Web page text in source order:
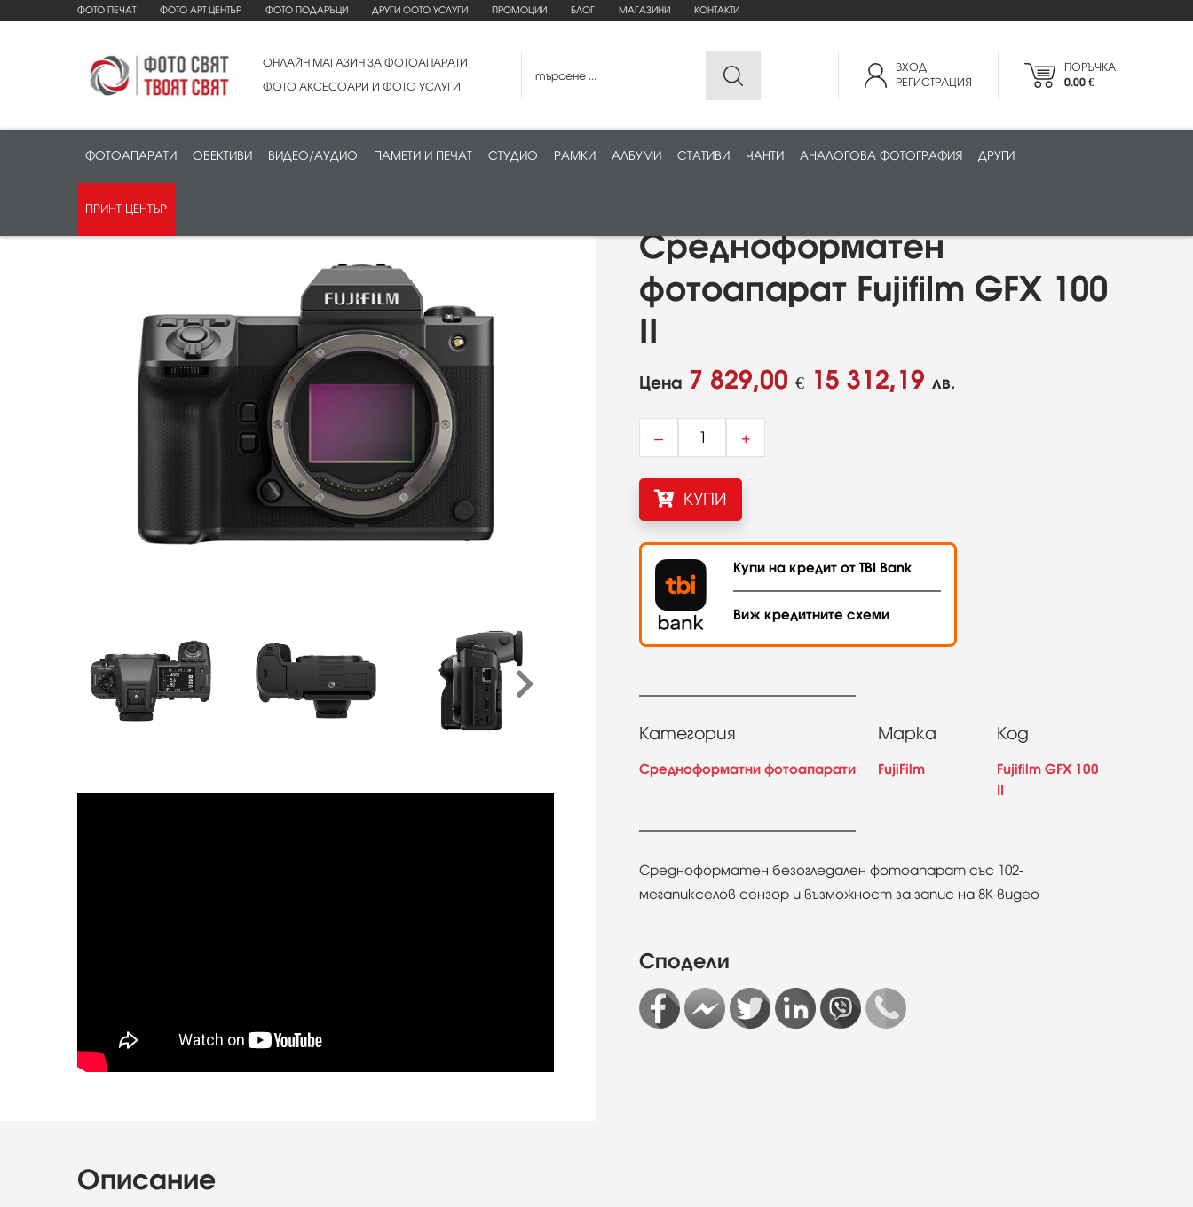
ФОТО ПЕЧАТ ФОТО АРТ ЦЕНТЪР ФОТО ПОДАРЪЦИ ДРУГИ ФОТО УСЛУГИ ПРОМОЦИИ БЛОГ МАГАЗИНИ КОНТАКТИ
ОНЛАЙН МАГАЗИН ЗА ФОТОАПАРАТИ,
ФОТО АКСЕСОАРИ И ФОТО УСЛУГИ
ВХОД
РЕГИСТРАЦИЯ
ПОРЪЧКА
0.00 €
ФОТОАПАРАТИ ОБЕКТИВИ ВИДЕО/АУДИО ПАМЕТИ И ПЕЧАТ СТУДИО РАМКИ АЛБУМИ СТАТИВИ ЧАНТИ АНАЛОГОВА ФОТОГРАФИЯ ДРУГИ
ПРИНТ ЦЕНТЪР
Средноформатен
фотоапарат Fujifilm GFX 100
II
Цена 7 829,00 € 15 312,19 лв.
– +
КУПИ
Купи на кредит от TBI Bank
Виж кредитните схеми
Категория
Средноформатни фотоапарати
Марка
FujiFilm
Код
Fujifilm GFX 100
II
Средноформатeн безогледален фотоапарат със 102-
мегапикселов сензор и възможност за запис на 8K видео
Сподели
Описание